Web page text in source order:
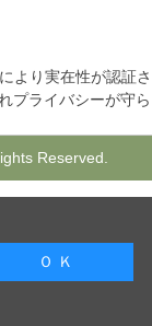
により実在性が認証さ
プライバシーが守ら
Reserved.
Ｏ Ｋ